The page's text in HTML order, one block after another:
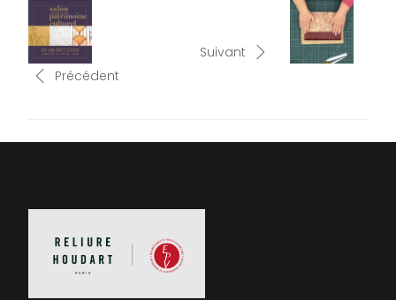
Précédent
Suivant